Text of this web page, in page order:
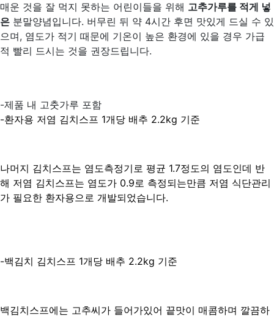
매운 것을 잘 먹지 못하는 어린이들을 위해 고추가루를 적게 넣
은 분말양념입니다. 버무린 뒤 약 4시간 후면 맛있게 드실 수 있
으며, 염도가 적기 때문에 기온이 높은 환경에 있을 경우 가급
적 빨리 드시는 것을 권장드립니다.
-제품 내 고춧가루 포함
-환자용 저염 김치스프 1개당 배추 2.2kg 기준
나머지 김치스프는 염도측정기로 평균 1.7정도의 염도인데 반
해 저염 김치스프는 염도가 0.9로 측정되는만큼 저염 식단관리
가 필요한 환자용으로 개발되었습니다.
-백김치 김치스프 1개당 배추 2.2kg 기준
백김치스프에는 고추씨가 들어가있어 끝맛이 매콤하며 깔끔하